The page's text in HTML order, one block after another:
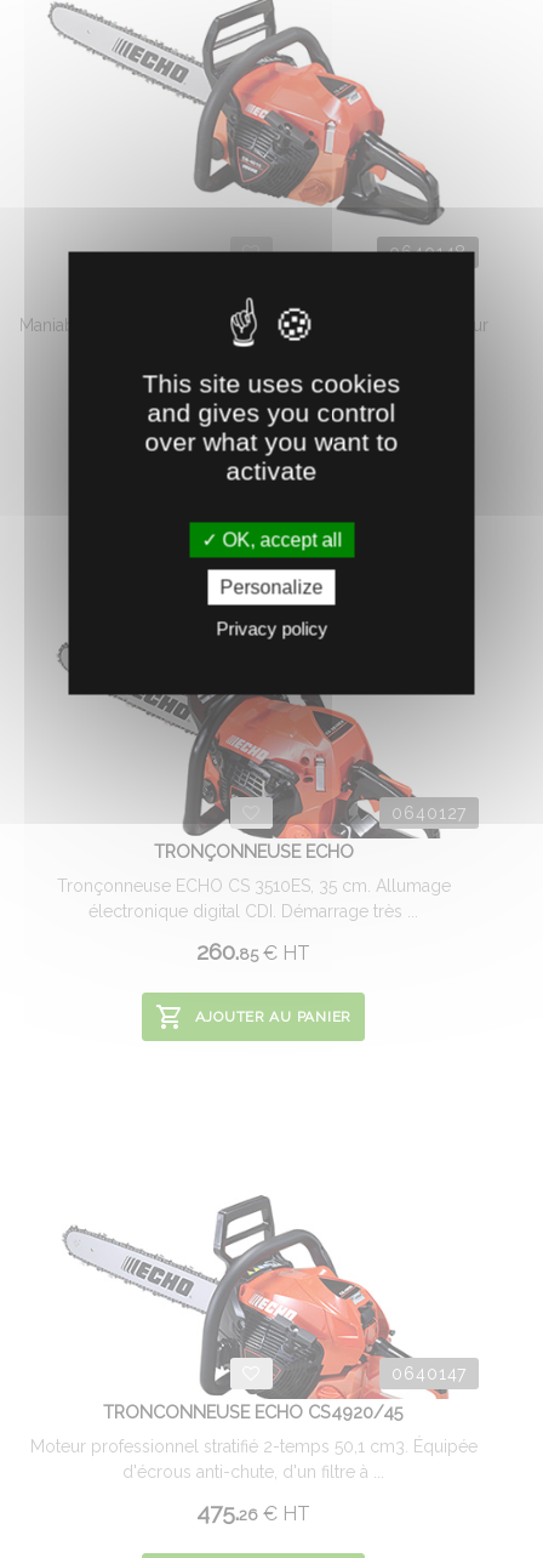
0640148
Maniable et puissante, moteur : 41.6 cm³, guide 38 cm. Pour
la ...
383.33 €HT
AJOUTER AU PANIER
0640127
TRONÇONNEUSE ECHO
Tronçonneuse ECHO CS 3510ES, 35 cm. Allumage
électronique digital CDI. Démarrage très ...
260.85 € HT
AJOUTER AU PANIER
0640147
TRONCONNEUSE ECHO CS4920/45
Moteur professionnel stratifié 2-temps 50,1 cm3. Équipée
d'écrous anti-chute, d'un filtre à ...
475.26 € HT
This site uses cookies
and gives you control
over what you want to
activate
OK, accept all
Personalize
Privacy policy